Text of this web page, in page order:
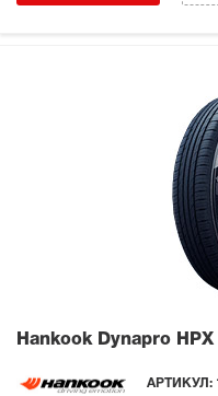
Hankook Dynapro HPX
АРТИКУЛ: